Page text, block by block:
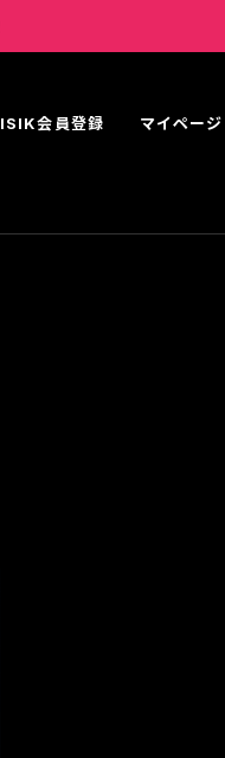
会員登録 マイページ